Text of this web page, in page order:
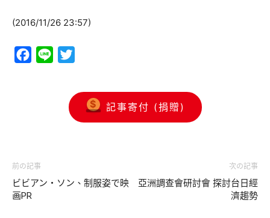
(2016/11/26 23:57)
Facebook
Line
記事寄付 (捐贈)
前の記事
ビビアン・ソン、制服姿で映
画PR
次の記事
亞洲調查會研討會 探討台日經
濟趨勢